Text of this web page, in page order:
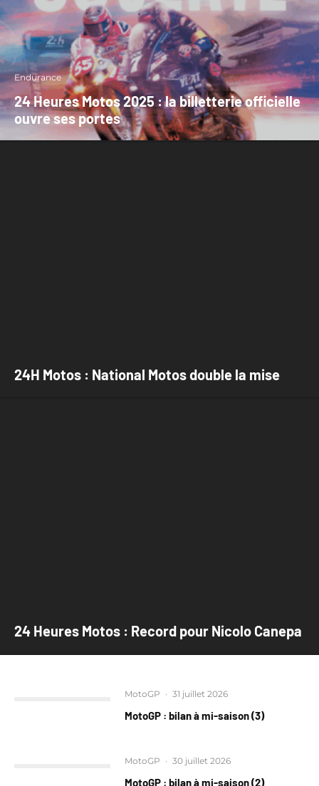
Endurance
24 Heures Motos 2025 : la billetterie officielle
ouvre ses portes
24H Motos : National Motos double la mise
24 Heures Motos : Record pour Nicolo Canepa
MotoGP · 31 juillet 2026
MotoGP : bilan à mi-saison (3)
MotoGP · 30 juillet 2026
MotoGP : bilan à mi-saison (2)